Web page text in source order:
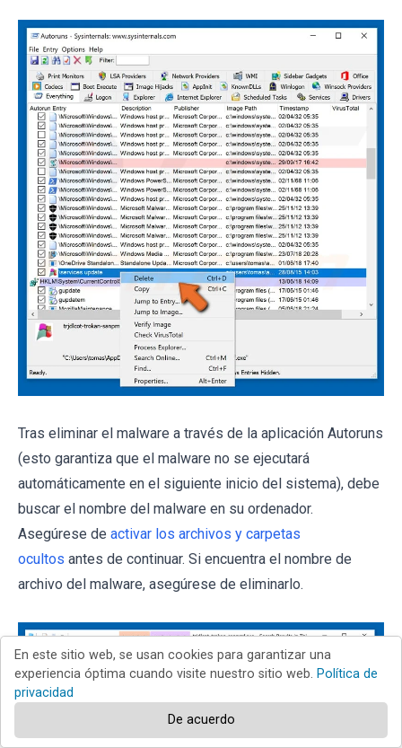
Tras eliminar el malware a través de la aplicación Autoruns
(esto garantiza que el malware no se ejecutará
automáticamente en el siguiente inicio del sistema), debe
buscar el nombre del malware en su ordenador.
Asegúrese de activar los archivos y carpetas
ocultos antes de continuar. Si encuentra el nombre de
archivo del malware, asegúrese de eliminarlo.
En este sitio web, se usan cookies para garantizar una
experiencia óptima cuando visite nuestro sitio web. Política de
privacidad
De acuerdo